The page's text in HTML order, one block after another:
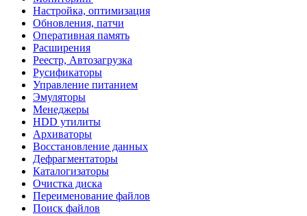
Настройка, оптимизация
Обновления, патчи
Оперативная память
Расширения
Реестр, Автозагрузка
Русификаторы
Управление питанием
Эмуляторы
Менеджеры
HDD утилиты
Архиваторы
Восстановление данных
Дефрагментаторы
Каталогизаторы
Очистка диска
Переименование файлов
Поиск файлов